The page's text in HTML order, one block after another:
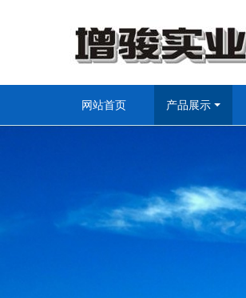
网站首页 产品展示